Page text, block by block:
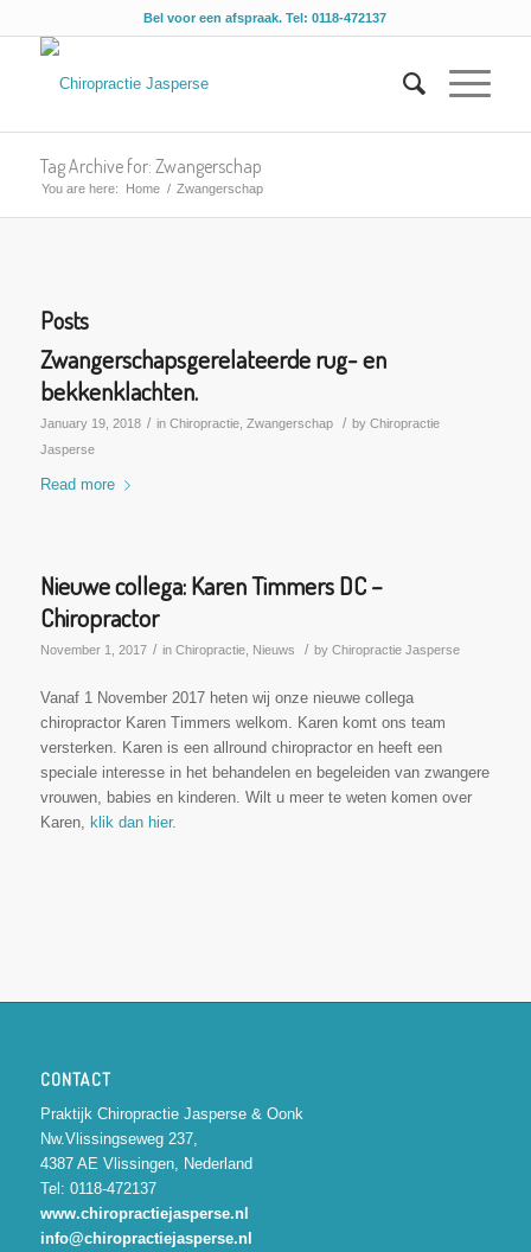
Bel voor een afspraak. Tel: 0118-472137
Tag Archive for: Zwangerschap
You are here: Home / Zwangerschap
Posts
Zwangerschapsgerelateerde rug- en
bekkenklachten.
January 19, 2018 / in Chiropractie, Zwangerschap / by Chiropractie
Jasperse
Read more
Nieuwe collega: Karen Timmers DC –
Chiropractor
November 1, 2017 / in Chiropractie, Nieuws / by Chiropractie Jasperse
Vanaf 1 November 2017 heten wij onze nieuwe collega
chiropractor Karen Timmers welkom. Karen komt ons team
versterken. Karen is een allround chiropractor en heeft een
speciale interesse in het behandelen en begeleiden van zwangere
vrouwen, babies en kinderen. Wilt u meer te weten komen over
Karen, klik dan hier.
CONTACT
Praktijk Chiropractie Jasperse & Oonk
Nw.Vlissingseweg 237,
4387 AE Vlissingen, Nederland
Tel: 0118-472137
www.chiropractiejasperse.nl
info@chiropractiejasperse.nl